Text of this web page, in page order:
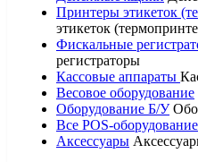
Принтеры этикеток
этикеток
Фискальные
регистраторы
Кассовые аппараты
Весовое оборудование
Оборудование Б/У
Все POS-оборудование
Аксессуары